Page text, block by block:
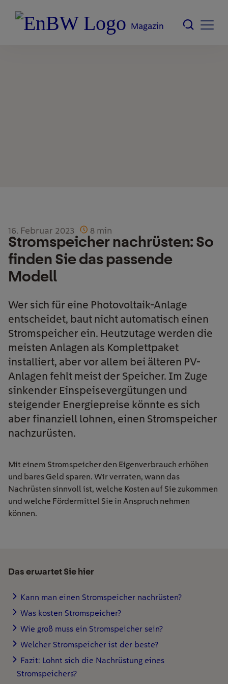
Magazin
16. Februar 2023 8 min
Stromspeicher nachrüsten: So
finden Sie das passende
Modell
Wer sich für eine Photovoltaik-Anlage
entscheidet, baut nicht automatisch einen
Stromspeicher ein. Heutzutage werden die
meisten Anlagen als Komplettpaket
installiert, aber vor allem bei älteren PV-
Anlagen fehlt meist der Speicher. Im Zuge
sinkender Einspeisevergütungen und
steigender Energiepreise könnte es sich
aber finanziell lohnen, einen Stromspeicher
nachzurüsten.
Mit einem Stromspeicher den Eigenverbrauch erhöhen
und bares Geld sparen. Wir verraten, wann das
Nachrüsten sinnvoll ist, welche Kosten auf Sie zukommen
und welche Fördermittel Sie in Anspruch nehmen
können.
Das erwartet Sie hier
Kann man einen Stromspeicher nachrüsten?
Was kosten Stromspeicher?
Wie groß muss ein Stromspeicher sein?
Welcher Stromspeicher ist der beste?
Fazit: Lohnt sich die Nachrüstung eines
Stromspeichers?